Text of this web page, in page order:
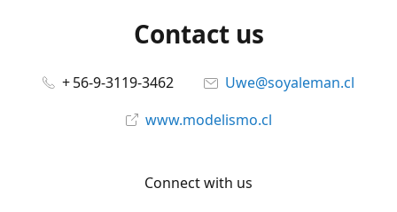
Contact us
+ 56-9-3119-3462
Uwe@soyaleman.cl
www.modelismo.cl
Connect with us